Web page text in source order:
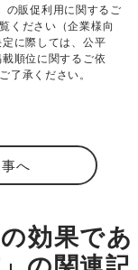
の販促利用に関するご
ください（企業様向
に際しては、公平
順位に関するご依
了承ください。
へ
効果であ